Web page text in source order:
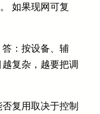
如果现网可复
：按设备、辅
复杂，越要把调
复用取决于控制